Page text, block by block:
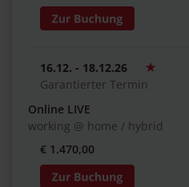
16.12. - 18.12.26
Garantierter Termin
Online LIVE
working @ home / hybrid
€ 1.470,00